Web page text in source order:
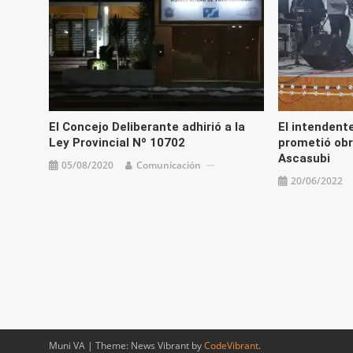
El Concejo Deliberante adhirió a la
Ley Provincial Nº 10702
05/08/2020 Comunicación
El
prometió
Ascasubi
20/06/2022
Muni VA | Theme: News Vibrant byCodeVibrant.